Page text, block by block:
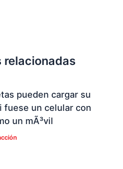
relacionadas
pueden cargar su
fuese un celular con
un mÃ³vil